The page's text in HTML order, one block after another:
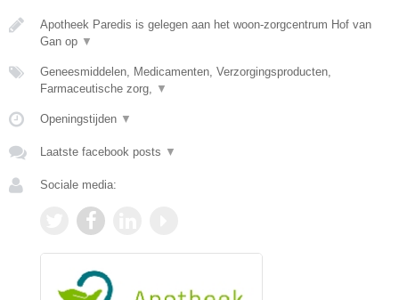
Apotheek Paredis is gelegen aan het woon-zorgcentrum Hof van
Gan op ▼
Geneesmiddelen, Medicamenten, Verzorgingsproducten,
Farmaceutische zorg, ▼
Openingstijden ▼
Laatste facebook posts ▼
Sociale media: